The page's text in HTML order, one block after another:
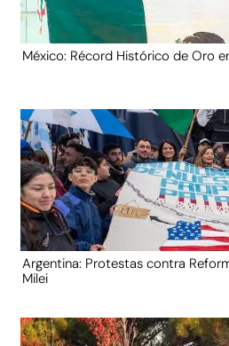
México: Récord Histórico de Oro
Argentina: Protestas contra
Milei